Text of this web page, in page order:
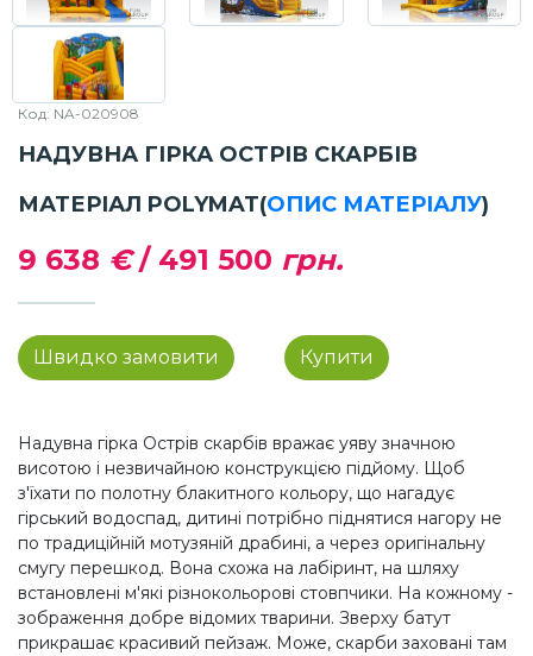
Код: NA-020908
НАДУВНА ГІРКА ОСТРІВ СКАРБІВ
МАТЕРІАЛ POLYMAT(ОПИС МАТЕРІАЛУ)
9 638 €/ 491 500 грн.
Швидко замовити Купити
Надувна гірка Острів скарбів вражає уяву значною
висотою і незвичайною конструкцією підйому. Щоб
з'їхати по полотну блакитного кольору, що нагадує
гірський водоспад, дитині потрібно піднятися нагору не
по традиційній мотузяній драбині, а через оригінальну
смугу перешкод. Вона схожа на лабіринт, на шляху
встановлені м'які різнокольорові стовпчики. На кожному -
зображення добре відомих тварини. Зверху батут
прикрашає красивий пейзаж. Може, скарби заховані там